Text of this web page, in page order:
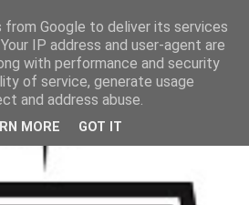
from Google to deliver its services
IP address and user-agent are
with performance and security
of service, generate usage
and address abuse.
MORE GOT IT